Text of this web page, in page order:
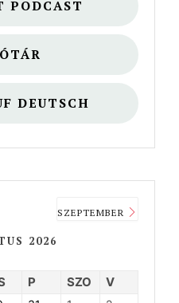
PODCAST
DEUTSCH
2026
SZEPTEMBER
P SZO V